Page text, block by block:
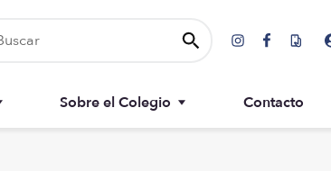
Sobre el Colegio Contacto